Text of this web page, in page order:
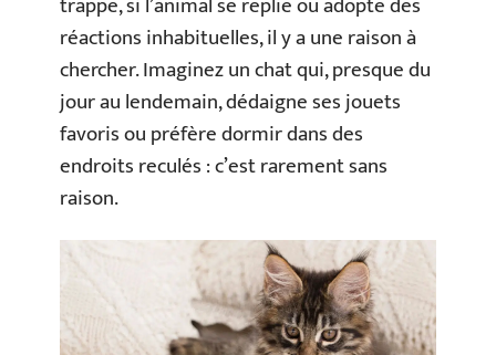
réactions inhabituelles, il y a une raison à
chercher. Imaginez un chat qui, presque du
jour au lendemain, dédaigne ses jouets
favoris ou préfère dormir dans des
endroits reculés : c’est rarement sans
raison.